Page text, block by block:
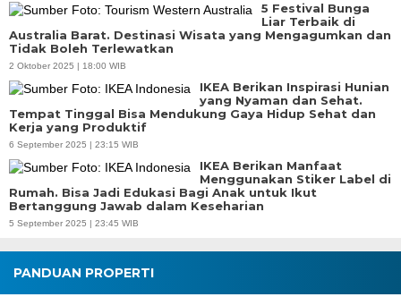
5 Festival Bunga
Liar Terbaik di
Australia Barat. Destinasi Wisata yang Mengagumkan dan
Tidak Boleh Terlewatkan
2 Oktober 2025 | 18:00 WIB
IKEA Berikan Inspirasi Hunian
yang Nyaman dan Sehat.
Tempat Tinggal Bisa Mendukung Gaya Hidup Sehat dan
Kerja yang Produktif
6 September 2025 | 23:15 WIB
IKEA Berikan Manfaat
Menggunakan Stiker Label di
Rumah. Bisa Jadi Edukasi Bagi Anak untuk Ikut
Bertanggung Jawab dalam Keseharian
5 September 2025 | 23:45 WIB
PANDUAN PROPERTI